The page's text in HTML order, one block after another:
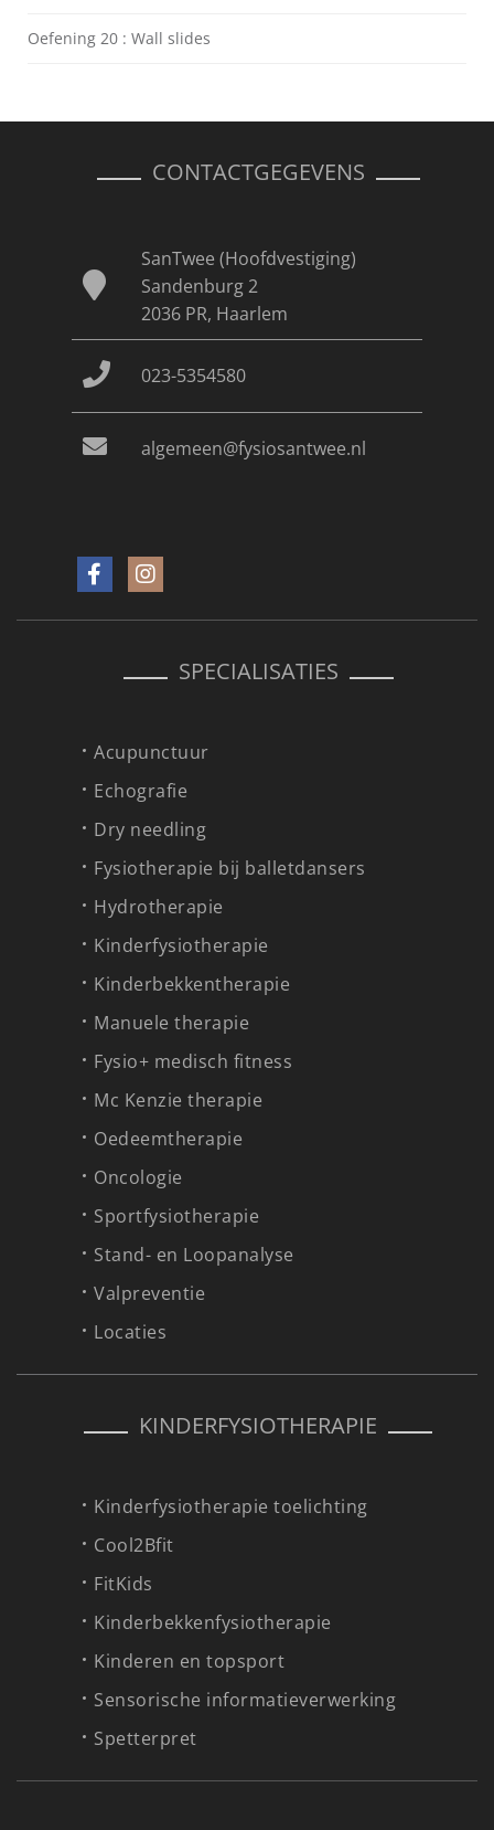
Oefening 20 : Wall slides
CONTACTGEGEVENS
SanTwee (Hoofdvestiging)
Sandenburg 2
2036 PR, Haarlem
023-5354580
algemeen@fysiosantwee.nl
SPECIALISATIES
Acupunctuur
Echografie
Dry needling
Fysiotherapie bij balletdansers
Hydrotherapie
Kinderfysiotherapie
Kinderbekkentherapie
Manuele therapie
Fysio+ medisch fitness
Mc Kenzie therapie
Oedeemtherapie
Oncologie
Sportfysiotherapie
Stand- en Loopanalyse
Valpreventie
Locaties
KINDERFYSIOTHERAPIE
Kinderfysiotherapie toelichting
Cool2Bfit
FitKids
Kinderbekkenfysiotherapie
Kinderen en topsport
Sensorische informatieverwerking
Spetterpret